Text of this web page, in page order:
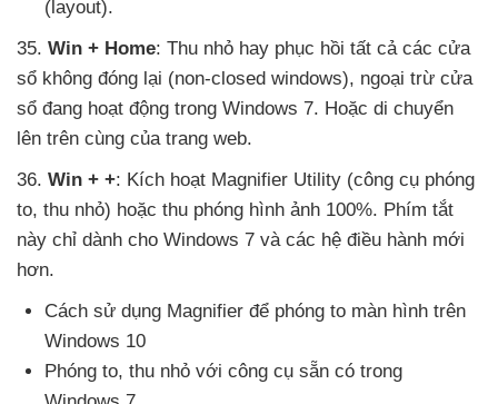
(layout).
35. Win + Home: Thu nhỏ hay phục hồi tất cả các cửa
sổ không đóng lại (non-closed windows), ngoại trừ cửa
sổ đang hoạt động trong Windows 7. Hoặc di chuyển
lên trên cùng của trang web.
36. Win + +: Kích hoạt Magnifier Utility (công cụ phóng
to, thu nhỏ) hoặc thu phóng hình ảnh 100%. Phím tắt
này chỉ dành cho Windows 7 và các hệ điều hành mới
hơn.
Cách sử dụng Magnifier để phóng to màn hình trên
Windows 10
Phóng to, thu nhỏ với công cụ sẵn có trong